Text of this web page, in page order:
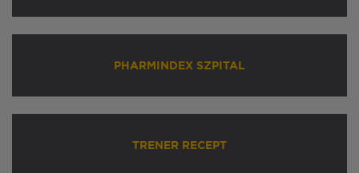
PHARMINDEX SZPITAL
TRENER RECEPT